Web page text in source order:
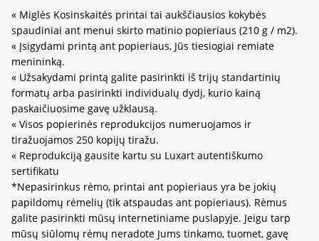
« Miglės Kosinskaitės printai tai aukščiausios kokybės
spaudiniai ant menui skirto matinio popieriaus (210 g / m2).
« Įsigydami printą ant popieriaus, Jūs tiesiogiai remiate
menininką.
« Užsakydami printą galite pasirinkti iš trijų standartinių
formatų arba pasirinkti individualų dydį, kurio kainą
paskaičiuosime gavę užklausą.
« Visos popierinės reprodukcijos numeruojamos ir
tiražuojamos 250 kopijų tiražu.
« Reprodukciją gausite kartu su Luxart autentiškumo
sertifikatu
*Nepasirinkus rėmo, printai ant popieriaus yra be jokių
papildomų rėmelių (tik atspaudas ant popieriaus). Rėmus
galite pasirinkti mūsų internetiniame puslapyje. Jeigu tarp
mūsų siūlomų rėmų neradote Jums tinkamo, tuomet, gavę